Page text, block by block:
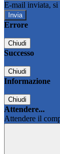
E-mail inviata, si
Errore
Chiudi
Successo
Chiudi
Informazione
Chiudi
Attendere...
Attendere il